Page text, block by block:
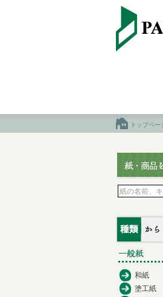
トップペー
和紙
塗工紙